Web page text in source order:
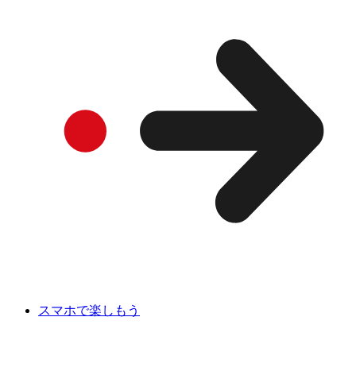
スマホで楽しもう